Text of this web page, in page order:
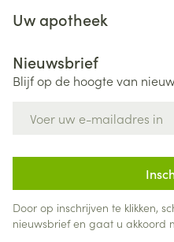
Uw apotheek
Nieuwsbrief
Blijf op de hoogte van
Door op inschrijven te klikken,
nieuwsbrief en gaat u akkoord